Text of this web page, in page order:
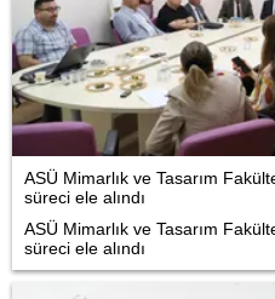
ASÜ Mimarlık ve Tasarım
süreci ele alındı
ASÜ Mimarlık ve Tasarım
süreci ele alındı